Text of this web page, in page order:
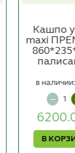
Кашпо
maxi
В
в